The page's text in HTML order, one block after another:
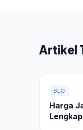
Artikel
SEO
Harga